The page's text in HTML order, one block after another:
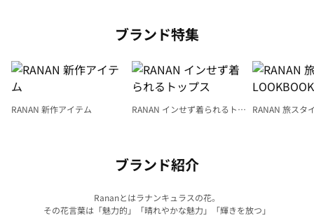
ブランド特集
RANAN 新作アイテム
RANAN インせず着られるトッ
RANAN 旅スタ
ブランド紹介
Rananとはラナンキュラスの花。
その花言葉は「魅力的」「晴れやかな魅力」「輝きを放つ」